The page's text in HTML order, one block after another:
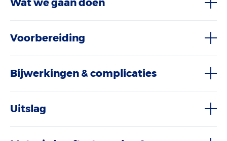
Voorbereiding
Bijwerkingen & complicaties
Uitslag